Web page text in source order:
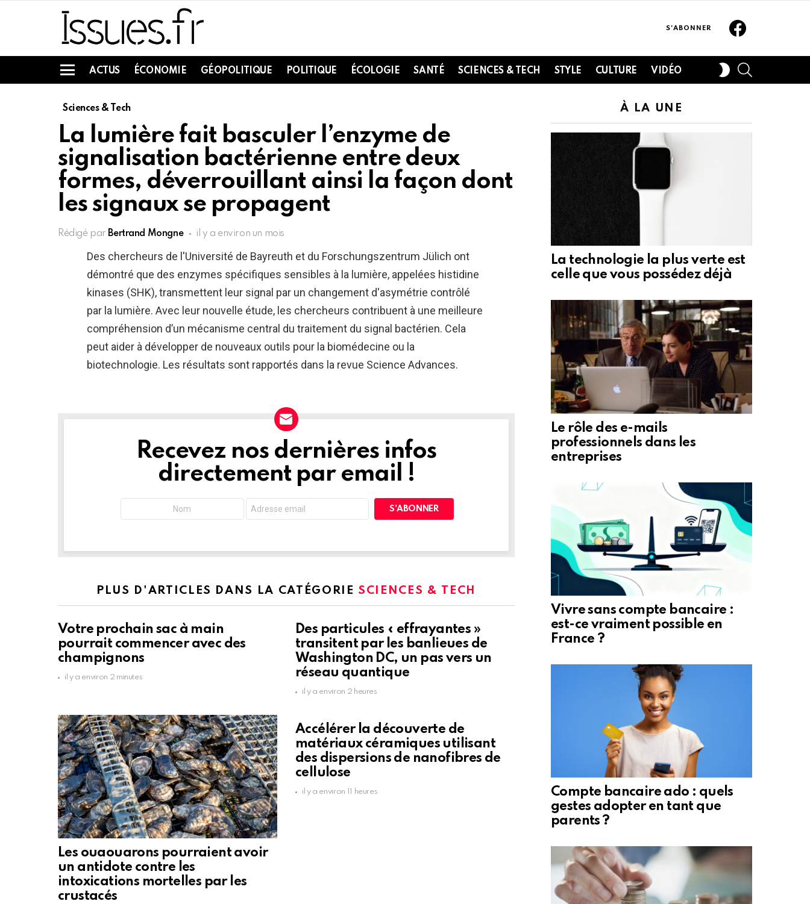
S'ABONNER
Menu
ACTUS ÉCONOMIE GÉOPOLITIQUE POLITIQUE ÉCOLOGIE SANTÉ SCIENCES & TECH STYLE CULTURE VIDÉO
SWITCH
SKIN
Sciences & Tech
La lumière fait basculer l’enzyme de
signalisation bactérienne entre deux
formes, déverrouillant ainsi la façon dont
les signaux se propagent
Rédigé par Bertrand Mongne il y a environ un mois
Des chercheurs de l'Université de Bayreuth et du Forschungszentrum Jülich ont
démontré que des enzymes spécifiques sensibles à la lumière, appelées histidine
kinases (SHK), transmettent leur signal par un changement d'asymétrie contrôlé
par la lumière. Avec leur nouvelle étude, les chercheurs contribuent à une meilleure
compréhension d’un mécanisme central du traitement du signal bactérien. Cela
peut aider à développer de nouveaux outils pour la biomédecine ou la
biotechnologie. Les résultats sont rapportés dans la revue Science Advances.
NEWSLETTERRecevez nos dernières infos
directement par email !
PLUS D'ARTICLES DANS LA CATÉGORIE SCIENCES & TECH
Votre prochain sac à main
pourrait commencer avec des
champignons
il y a environ 2 minutes
Des particules « effrayantes »
transitent par les banlieues de
Washington DC, un pas vers un
réseau quantique
il y a environ 2 heures
Les ouaouarons pourraient avoir
un antidote contre les
intoxications mortelles par les
crustacés
Accélérer la découverte de
matériaux céramiques utilisant
des dispersions de nanofibres de
cellulose
il y a environ 11 heures
À LA UNE
La technologie la plus verte est
celle que vous possédez déjà
Le rôle des e-mails
professionnels dans les
entreprises
Vivre sans compte bancaire :
est-ce vraiment possible en
France ?
Compte bancaire ado : quels
gestes adopter en tant que
parents ?